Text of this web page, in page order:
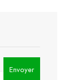
Envoyer